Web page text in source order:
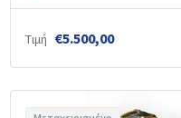
Τιμή €5.500,00